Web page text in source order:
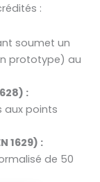
:
soumet un
prototype) au
:
aux points
1629) :
de 50